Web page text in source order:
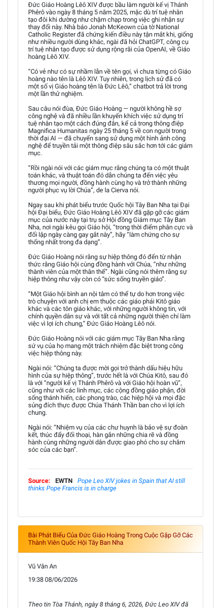
Đức Giáo Hoàng Lêô XIV được bầu làm người kế vị Thánh
Phêrô vào ngày 8 tháng 5 năm 2025, mặc dù trí tuệ nhân
tạo đôi khi dường như chậm chạp trong việc ghi nhận sự
thay đổi này. Nhà báo Jonah McKeown của tờ National
Catholic Register đã chứng kiến điều này tận mắt khi, giống
như nhiều người dùng khác, ngài đã hỏi ChatGPT, công cụ
trí tuệ nhân tạo được sử dụng rộng rãi của OpenAI, về Giáo
hoàng Lêô XIV.
“Có vẻ như có sự nhầm lẫn về tên gọi, vì chưa từng có Giáo
hoàng nào tên là Lêô XIV. Tuy nhiên, trong lịch sử đã có
một số vị Giáo hoàng tên là Đức Lêô,” chatbot trả lời trong
một lần thử nghiệm.
Sau câu nói đùa, Đức Giáo Hoàng — người không hề sợ
công nghệ và đã nhiều lần khuyến khích việc sử dụng trí
tuệ nhân tạo một cách đúng đắn, kể cả trong thông điệp
Magnifica Humanitas ngày 25 tháng 5 về con người trong
thời đại AI — đã chuyển sang sử dụng một hình ảnh công
nghệ để truyền tải một thông điệp sâu sắc hơn tới các giám
mục.
“Rồi ngài nói với các giám mục rằng chúng ta có một thuật
toán khác, và thuật toán đó dẫn chúng ta đến việc yêu
thương mọi người, đồng hành cùng họ và trở thành những
người phục vụ lời Chúa”, de la Cierva nói.
Ngay sau khi phát biểu trước Quốc hội Tây Ban Nha tại Đại
hội Đại biểu, Đức Giáo Hoàng Lêô XIV đã gặp gỡ các giám
mục của nước này tại trụ sở Hội đồng Giám mục Tây Ban
Nha, nơi ngài kêu gọi Giáo hội, “trong thời điểm phân cực và
đối lập ngày càng gay gắt này”, hãy “làm chứng cho sự
thống nhất trong đa dạng”.
Đức Giáo Hoàng nói rằng sự hiệp thông đó đến từ nhận
thức rằng Giáo hội cùng đồng hành với Chúa, “như những
thành viên của một thân thể”. Ngài cũng nói thêm rằng sự
hiệp thông như vậy còn có “sức sống truyền giáo”.
“Một Giáo hội bình an nội tâm có thể tự do hơn trong việc
trò chuyện với anh chị em thuộc các giáo phái Kitô giáo
khác và các tôn giáo khác, với những người không tin, với
chính quyền dân sự và với tất cả những người thiện chí làm
việc vì lợi ích chung,” Đức Giáo Hoàng Lêô nói.
Đức Giáo Hoàng nói với các giám mục Tây Ban Nha rằng
sứ vụ của họ mang một trách nhiệm đặc biệt trong công
việc hiệp thông này.
Ngài nói: “Chúng ta được mời gọi trở thành dấu hiệu hữu
hình của sự hiệp thông”, trước hết là với Chúa Kitô, sau đó
là với “người kế vị Thánh Phêrô và với Giáo hội hoàn vũ”,
cũng như với các linh mục, các cộng đồng giáo phận, đời
sống thánh hiến, các phong trào, các hiệp hội và mọi đặc
sủng đích thực được Chúa Thánh Thần ban cho vì lợi ích
chung.
Ngài nói: “Nhiệm vụ của các chư huynh là bảo vệ sự đoàn
kết, thúc đẩy đối thoại, hàn gắn những chia rẽ và đồng
hành cùng những người dân được giao phó cho sự chăm
sóc của các bạn”.
Source: EWTN
Pope Leo XIV jokes in Spain that AI still
thinks Pope Francis is in charge
Bài Phát Biểu Của Đức Giáo Hoàng Trong Cuộc Gặp Gỡ Các
Thành Viên Quốc Hội Tây Ban Nha
Vũ Văn An
19:38 08/06/2026
Theo tin Tòa Thánh, ngày 8 tháng 6, 2026, Đức Leo XIV đã